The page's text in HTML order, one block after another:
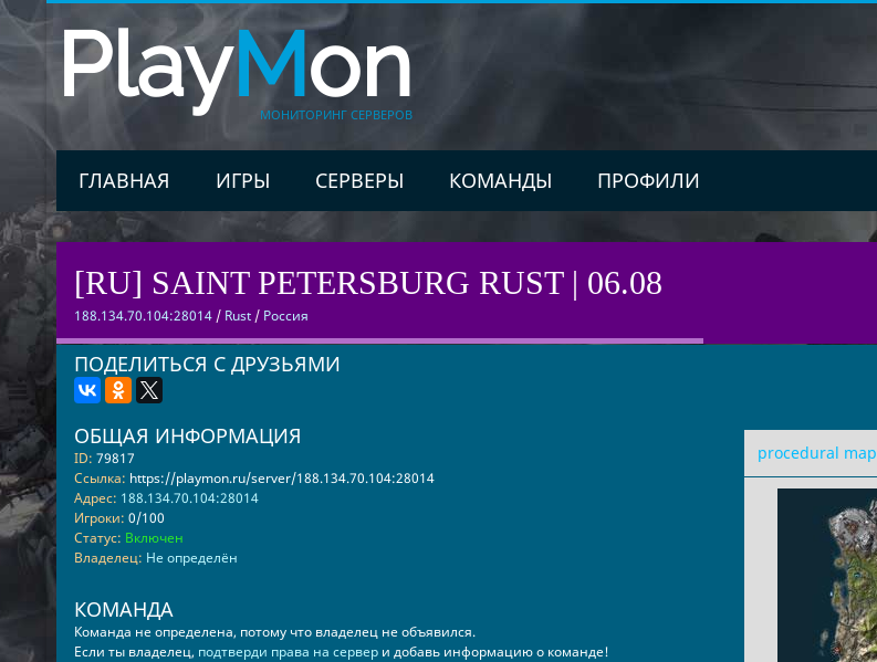
PlayMon
МОНИТОРИНГ СЕРВЕРОВ
ГЛАВНАЯ ИГРЫ СЕРВЕРЫ КОМАНДЫ ПРОФИЛИ
[RU] SAINT PETERSBURG RUST | 06.08
188.134.70.104:28014/ Rust/ Россия
ПОДЕЛИТЬСЯ С ДРУЗЬЯМИ
procedural map
ОБЩАЯ ИНФОРМАЦИЯ
ID: 79817
Ссылка: https://playmon.ru/server/188.134.70.104:28014
Адрес: 188.134.70.104:28014
Игроки: 0/100
Статус: Включен
Владелец: Не определён
КОМАНДА
Команда не определена, потому что владелец не объявился.
Если ты владелец, подтверди права на сервери добавь информацию о команде!